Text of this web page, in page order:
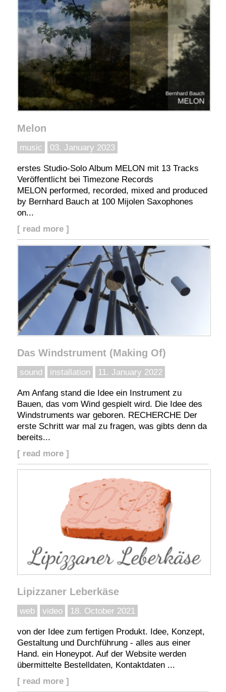
Melon
music 03. January 2023
erstes Studio-Solo Album MELON mit 13 Tracks
Veröffentlicht bei Timezone Records
MELON performed, recorded, mixed and produced
by Bernhard Bauch at 100 Mijolen Saxophones
on...
[ read more ]
Das Windstrument (Making Of)
sound installation 11. January 2022
Am Anfang stand die Idee ein Instrument zu
Bauen, das vom Wind gespielt wird. Die Idee des
Windstruments war geboren. RECHERCHE Der
erste Schritt war mal zu fragen, was gibts denn da
bereits...
[ read more ]
Lipizzaner Leberkäse
web video 18. October 2021
von der Idee zum fertigen Produkt. Idee, Konzept,
Gestaltung und Durchführung - alles aus einer
Hand. ein Honeypot. Auf der Website werden
übermittelte Bestelldaten, Kontaktdaten ...
[ read more ]